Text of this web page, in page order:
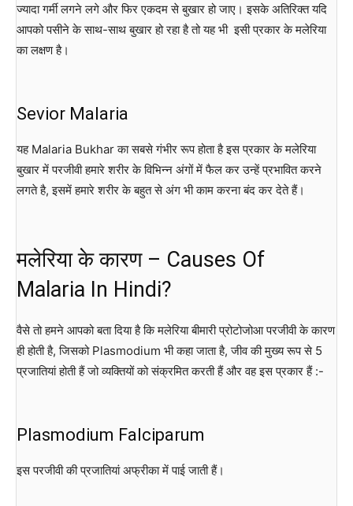
ज्यादा गर्मी लगने लगे और फिर एकदम से बुखार हो जाए। इसके अतिरिक्त यदि
आपको पसीने के साथ-साथ बुखार हो रहा है तो यह भी इसी प्रकार के मलेरिया
का लक्षण है।
Sevior Malaria
यह Malaria Bukhar का सबसे गंभीर रूप होता है इस प्रकार के मलेरिया
बुखार में परजीवी हमारे शरीर के विभिन्न अंगों में फैल कर उन्हें प्रभावित करने
लगते है, इसमें हमारे शरीर के बहुत से अंग भी काम करना बंद कर देते हैं।
मलेरिया के कारण – Causes Of
Malaria In Hindi?
वैसे तो हमने आपको बता दिया है कि मलेरिया बीमारी प्रोटोजोआ परजीवी के कारण
ही होती है, जिसको Plasmodium भी कहा जाता है, जीव की मुख्य रूप से 5
प्रजातियां होती हैं जो व्यक्तियों को संक्रमित करती हैं और वह इस प्रकार हैं :-
Plasmodium Falciparum
इस परजीवी की प्रजातियां अफ्रीका में पाई जाती हैं।